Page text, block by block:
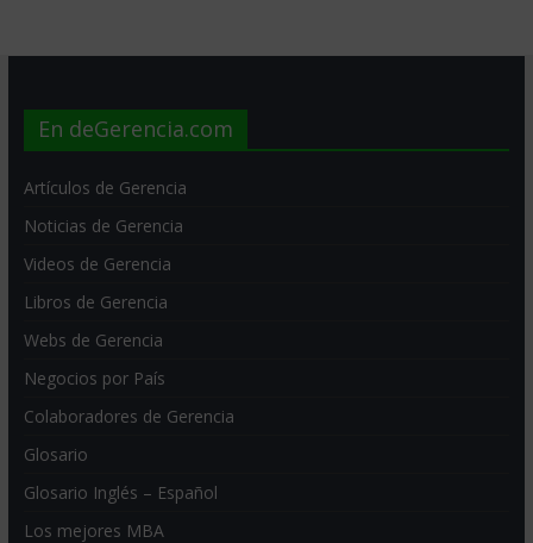
En deGerencia.com
Artículos de Gerencia
Noticias de Gerencia
Videos de Gerencia
Libros de Gerencia
Webs de Gerencia
Negocios por País
Colaboradores de Gerencia
Glosario
Glosario Inglés – Español
Los mejores MBA